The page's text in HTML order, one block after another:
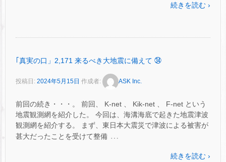
続きを読む ›
｢真実の口」2,171 来るべき大地震に備えて ㉞
投稿日: 2024年5月15日 作成者: ASK Inc.
前回の続き・・・。 前回、 K-net 、 Kik-net 、 F-net という
地震観測網を紹介した。 今回は、海溝海底で起きた地震津波
観測網を紹介する。 まず、東日本大震災で津波による被害が
甚大だったことを受けて整備 …
続きを読む ›